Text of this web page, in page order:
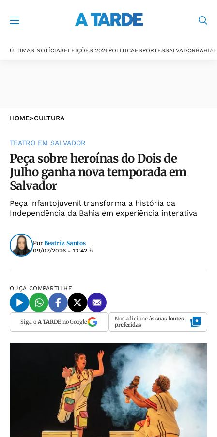
ÚLTIMAS NOTÍCIASELEIÇÕES 2026POLÍTICAESPORTESSALVADORBAHIA
HOME>CULTURA
TEATRO EM SALVADOR
Peça sobre heroínas do Dois de
Julho ganha nova temporada em
Salvador
Peça infantojuvenil transforma a história da
Independência da Bahia em experiência interativa
Por Beatriz Santos
09/07/2026 - 13:42 h
OUÇA COMPARTILHE
Siga o A TARDEno Google Nos adicione às suas fontes
preferidas